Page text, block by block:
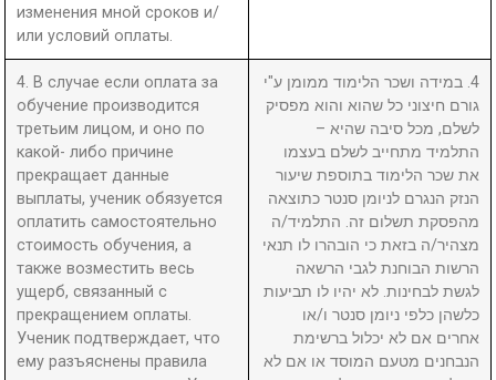
изменения мной сроков и/
или условий оплаты.
4. В случае если оплата за
обучение производится
третьим лицом, и оно по
какой- либо причине
прекращает данные
выплаты, ученик обязуется
оплатить самостоятельно
стоимость обучения, а
также возместить весь
ущерб, связанный с
прекращением оплаты.
Ученик подтверждает, что
ему разъяснены правила
4. במידה ושכר הלימוד ממומן ע"י
גורם חיצוני כל שהוא והוא מפסיק
לשלם, מכל סיבה שהיא –
התלמיד מתחייב לשלם בעצמו
את שכר הלימוד בתוספת שיעור
הנזק הנגרם לניומן סנטר כתוצאה
מהפסקת תשלום זה. התלמיד/ה
מצהיר/ה בזאת כי הובהרו לו תנאי
הרשות הבוחנת לגבי הרשאה
לגשת לבחינות. לא יהיו לו תביעות
כלשהן כלפי ניומן סנטר ו/או
אחרים אם לא יכלול ברשימת
הנבחנים מטעם המוסד או אם לא